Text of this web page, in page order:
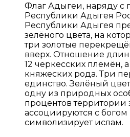
Флаг Адыгеи, наряду с
Республики Адыгея
Республики Адыгея
зелёного цвета, на
три золотые
вверх. Отношение
12 черкесских племён,
княжеских рода. Три
единство. Зелёный
одну из природных
процентов территории
ассоциируются с
символизирует ислам.